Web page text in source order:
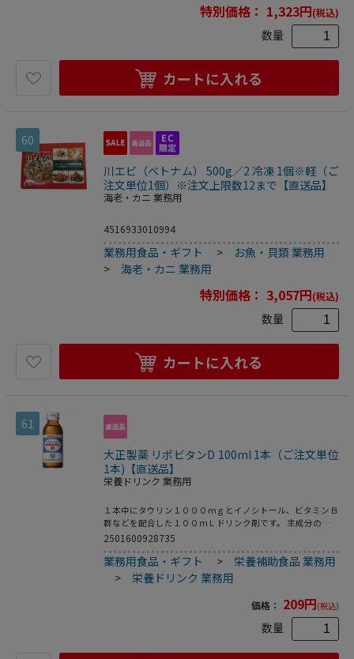
特別価格： 1,323円(税込)
数量
カートに入れる
60
川エビ（ベトナム） 500g／2 冷凍 1個※軽（ご
注文単位1個）※注文上限数12まで【直送品】
海老・カニ 業務用
4516933010994
業務用食品・ギフト > お魚・貝類 業務用
>海老・カニ 業務用
特別価格： 3,057円(税込)
数量
カートに入れる
61
大正製薬 リポビタンD 100ml 1本（ご注文単位
1本)【直送品】
栄養ドリンク 業務用
１本中にタウリン１０００ｍｇとイノシトール、ビタミンＢ
群などを配合した１００ｍＬドリンク剤です。 主成分のタ
ウリンは「含硫アミノ酸」という栄養成分の一種で、体の各
力の維持・改善等に優れた効果を発揮します。 ●内容量：
１００ｍｌ●注文単位：１本●指定医薬部外品生産国：日本
商品区分：医薬部外品メーカー：大正製薬株式会社※メーカ
ーの都合により、パッケージ・仕様等は予告なく変更になる
2501600928735
業務用食品・ギフト > 栄養補助食品 業務用
> 栄養ドリンク 業務用
価格： 209円(税込)
数量